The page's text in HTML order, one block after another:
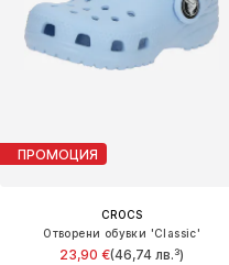
ПРОМОЦИЯ
CROCS
Отворени обувки 'Classic'
23,90 €(46,74 лв.³)